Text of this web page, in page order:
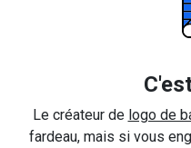
Le créateur de logo de
fardeau, mais si vous